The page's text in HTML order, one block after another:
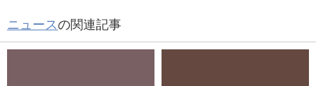
ニュースの関連記事